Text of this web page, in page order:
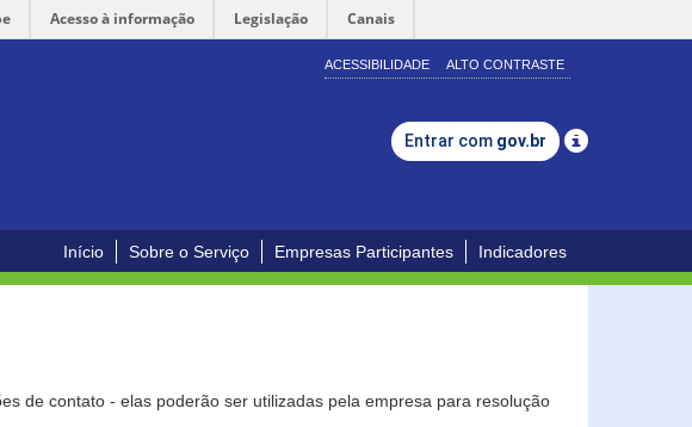
Acesso à informação Legislação Canais
ACESSIBILIDADE ALTO CONTRASTE
Entrar com gov.br
Início Sobre o Serviço Empresas Participantes Indicadores
de contato - elas poderão ser utilizadas pela empresa para resolução